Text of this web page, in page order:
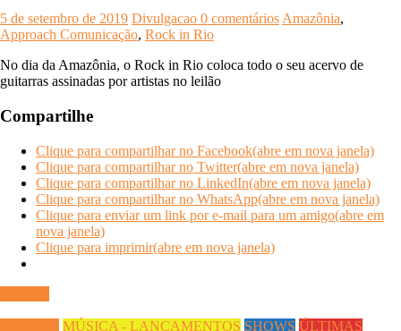
5 de setembro de 2019 Divulgacao 0 comentários Amazônia,
Approach Comunicação, Rock in Rio
No dia da Amazônia, o Rock in Rio coloca todo o seu acervo de
guitarras assinadas por artistas no leilão
Compartilhe
Clique para compartilhar no Facebook(abre em nova janela)
Clique para compartilhar no Twitter(abre em nova janela)
Clique para compartilhar no LinkedIn(abre em nova janela)
Clique para compartilhar no WhatsApp(abre em nova janela)
Clique para enviar um link por e-mail para um amigo(abre em
nova janela)
Clique para imprimir(abre em nova janela)
MÚSICA - LANÇAMENTOS SHOWS ÚLTIMAS